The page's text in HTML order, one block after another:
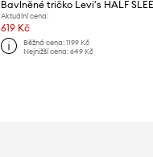
Aktuální cena:
619 Kč
Běžná cena: 1199 Kč
Nejnižší cena: 649 Kč